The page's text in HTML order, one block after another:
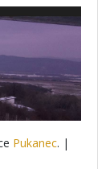
Pukanec. |